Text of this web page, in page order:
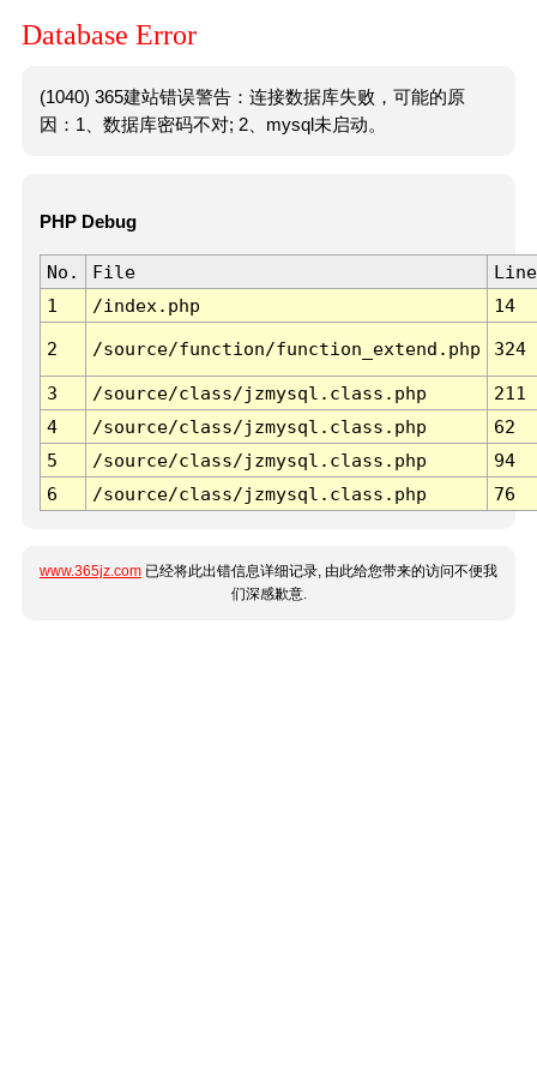
Database Error
(1040) 365建站错误警告：连接数据库失败，可能的原
因：1、数据库密码不对; 2、mysql未启动。
PHP Debug
No. File
Line
1
/index.php 14
2 /source/function/function_extend.php 324
3 /source/class/jzmysql.class.php
211
4
/source/class/jzmysql.class.php
62
5
/source/class/jzmysql.class.php
94
6
/source/class/jzmysql.class.php 76
www.365jz.com 已经将此出错信息详细记录, 由此给您带来的访问不便我
们深感歉意.